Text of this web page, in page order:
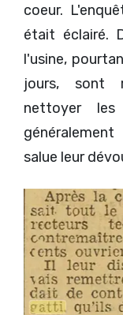
coeur.
était éclairé.
l'usine,
jours, sont
nettoyer
salue leur